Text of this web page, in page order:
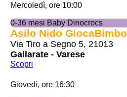
Mercoledì, ore 10:00
0-36 mesi Baby Dinocrocs
Asilo Nido GiocaBimbo
Via Tiro a Segno 5, 21013
Gallarate - Varese
Scopri
Giovedì, ore 16:30